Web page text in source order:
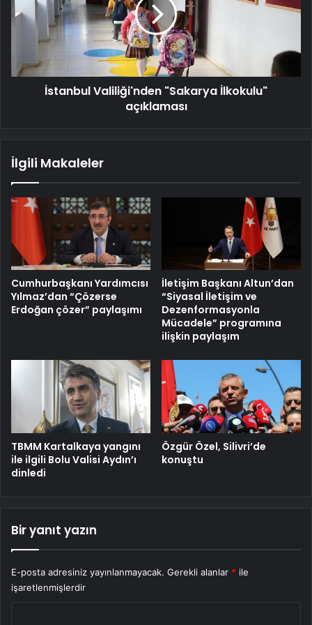
açıklaması
İstanbul Valiliği'nden "Sakarya İlkokulu"
açıklaması
İlgili Makaleler
Cumhurbaşkanı Yardımcısı
Yılmaz’dan “Çözerse
Erdoğan çözer” paylaşımı
İletişim Başkanı Altun’dan
“Siyasal İletişim ve
Dezenformasyonla
Mücadele” programına
ilişkin paylaşım
TBMM Kartalkaya yangını
ile ilgili Bolu Valisi Aydın’ı
dinledi
Özgür Özel, Silivri’de
konuştu
Bir yanıt yazın
E-posta adresiniz yayınlanmayacak. Gerekli alanlar * ile
işaretlenmişlerdir